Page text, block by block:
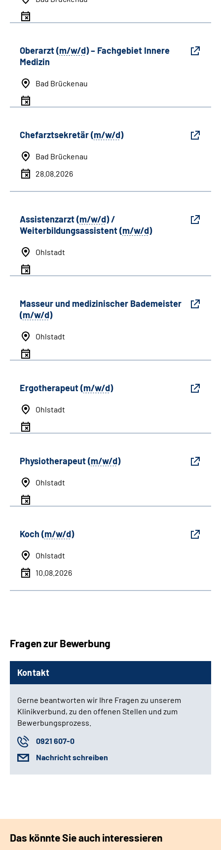
Oberarzt (m/w/d) – Fachgebiet Innere
Medizin
Bad Brückenau
Chefarztsekretär (m/w/d)
Bad Brückenau
28.08.2026
Assistenzarzt (m/w/d) /
Weiterbildungsassistent (m/w/d)
Ohlstadt
Masseur und medizinischer Bademeister
(m/w/d)
Ohlstadt
Ergotherapeut (m/w/d)
Ohlstadt
Physiotherapeut (m/w/d)
Ohlstadt
Koch (m/w/d)
Ohlstadt
10.08.2026
Fragen zur Bewerbung
Kontakt
Gerne beantworten wir Ihre Fragen zu unserem
Klinikverbund, zu den offenen Stellen und zum
Bewerbungsprozess.
0921 607-0
Nachricht schreiben
Das könnte Sie auch interessieren